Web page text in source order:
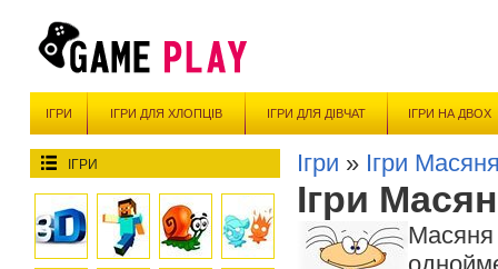
ІГРИ ІГРИ ДЛЯ ХЛОПЦІВ ІГРИ ДЛЯ ДІВЧАТ ІГРИ НА ДВОХ
ІГРИ Ігри » Ігри
Ігри
Масяня